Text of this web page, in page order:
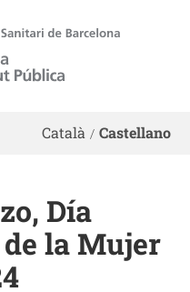
Català Castellano
Día
la Mujer